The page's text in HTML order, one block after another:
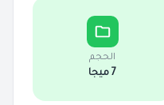
الحجم
7 ميجا